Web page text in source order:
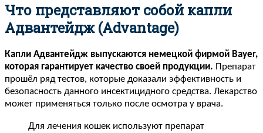
Что представляют собой капли
Адвантейдж (Advantage)
Капли Адвантейдж выпускаются немецкой фирмой Bayer,
которая гарантирует качество своей продукции. Препарат
прошёл ряд тестов, которые доказали эффективность и
безопасность данного инсектицидного средства. Лекарство
может применяться только после осмотра у врача.
Для лечения кошек используют препарат